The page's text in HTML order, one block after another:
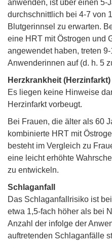
anwenden, ist über einen 5-
durchschnittlich bei 4-7 von
Blutgerinnsel zu erwarten.
eine HRT mit Östrogen und
angewendet haben, treten
Anwenderinnen auf (d. h. 5
Herzkrankheit (Herzinfarkt)
Es liegen keine Hinweise
Herzinfarkt vorbeugt.
Bei Frauen, die älter als 60
kombinierte HRT mit
besteht im Vergleich zu
eine leicht erhöhte
zu entwickeln.
Schlaganfall
Das Schlaganfallrisiko ist
etwa 1,5-fach höher als bei
Anzahl der infolge der
auftretenden Schlaganfälle